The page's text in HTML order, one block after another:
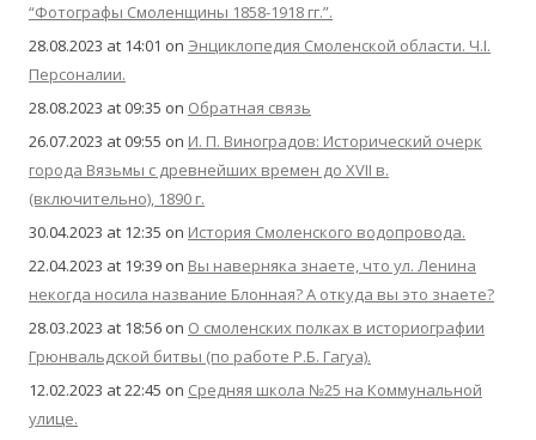
“Фотографы Смоленщины 1858-1918 гг.”.
28.08.2023 at 14:01 on Энциклопедия Смоленской области. Ч.I.
Персоналии.
28.08.2023 at 09:35 on Обратная связь
26.07.2023 at 09:55 on И. П. Виноградов: Исторический очерк
города Вязьмы с древнейших времен до XVII в.
(включительно), 1890 г.
30.04.2023 at 12:35 on История Смоленского водопровода.
22.04.2023 at 19:39 on Вы наверняка знаете, что ул. Ленина
некогда носила название Блонная? А откуда вы это знаете?
28.03.2023 at 18:56 on О смоленских полках в историографии
Грюнвальдской битвы (по работе Р.Б. Гагуа).
12.02.2023 at 22:45 on Средняя школа №25 на Коммунальной
улице.